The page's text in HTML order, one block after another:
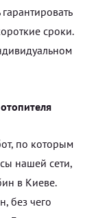
сроки.
по которым
нашей сети,
в Киеве.
без чего